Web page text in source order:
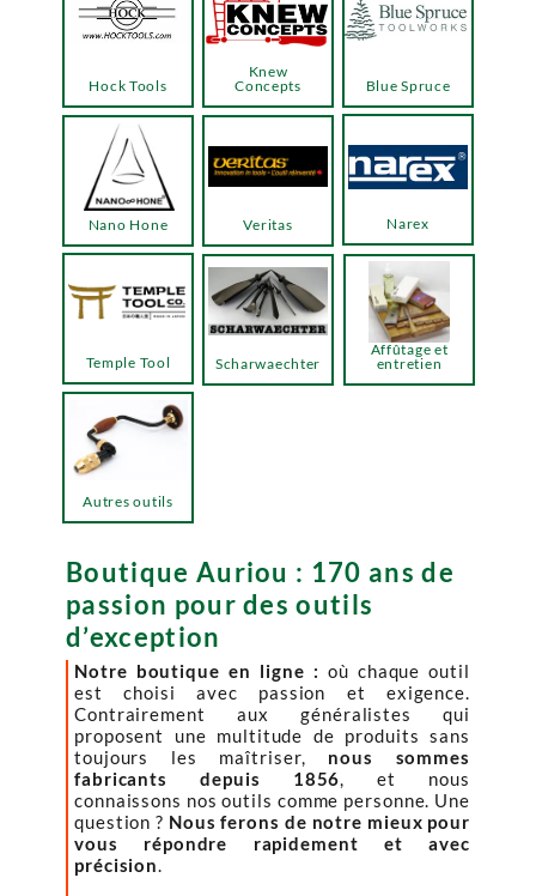
Boutique Auriou : 170 ans de
passion pour des outils
d’exception
Notre boutique en ligne : où chaque outil
est choisi avec passion et exigence.
Contrairement aux généralistes qui
proposent une multitude de produits sans
toujours les maîtriser, nous sommes
fabricants depuis 1856, et nous
connaissons nos outils comme personne. Une
question ? Nous ferons de notre mieux pour
vous répondre rapidement et avec
précision.
Hock Tools
Knew
Concepts
Temple Tool
Blue Spruce
Narex
Veritas
Nano Hone
Autres outils
Scharwaechter
Affûtage et
entretien